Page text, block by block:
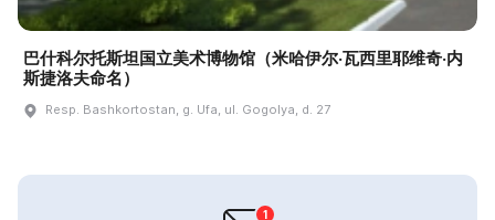
巴什科尔托斯坦国立美术博物馆（米哈伊尔·瓦西里耶维奇·内
斯捷洛夫命名）
Resp. Bashkortostan, g. Ufa, ul. Gogolya, d. 27